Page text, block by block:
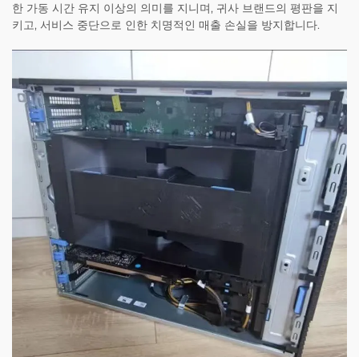
한 가동 시간 유지 이상의 의미를 지니며, 귀사 브랜드의 평판을 지
키고, 서비스 중단으로 인한 치명적인 매출 손실을 방지합니다.